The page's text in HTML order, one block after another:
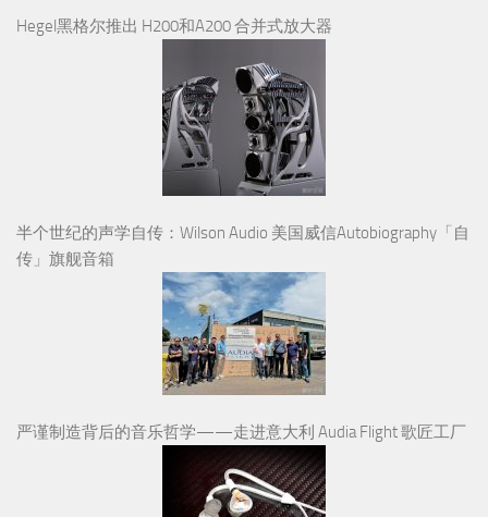
Hegel黑格尔推出 H200和A200 合并式放大器
半个世纪的声学自传：Wilson Audio 美国威信Autobiography「自
传」旗舰音箱
严谨制造背后的音乐哲学——走进意大利 Audia Flight 歌匠工厂